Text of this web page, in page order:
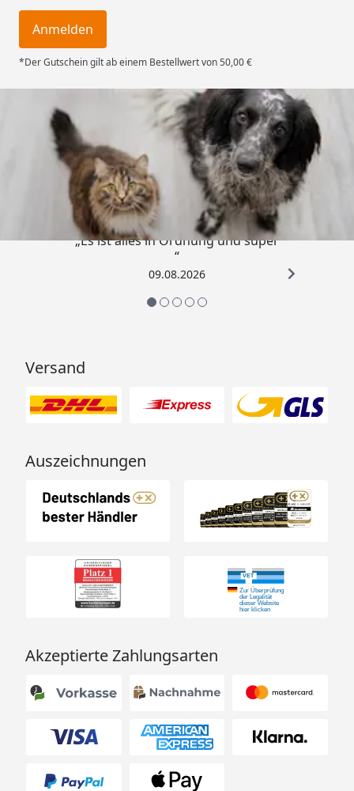
Anmelden
*Der Gutschein gilt ab einem Bestellwert von 50,00 €
Trusted Shops
4,73/ 5
„Es ist alles in Ordnung und super
“
09.08.2026
Versand
Auszeichnungen
Akzeptierte Zahlungsarten